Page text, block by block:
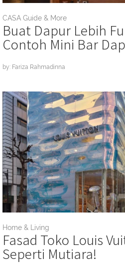
CASA Guide & More
Buat Dapur Lebih
Contoh Mini Bar
by: Fariza Rahmadinna
Home & Living
Fasad Toko Louis
Seperti Mutiara!